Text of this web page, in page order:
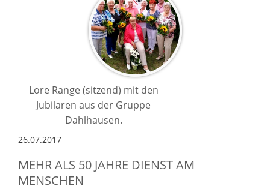
Lore Range (sitzend) mit den
Jubilaren aus der Gruppe
Dahlhausen.
26.07.2017
MEHR ALS 50 JAHRE DIENST AM
MENSCHEN